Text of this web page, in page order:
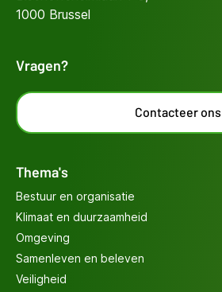
1000 Brussel
Vragen?
Contacteer ons
Thema's
Bestuur en organisatie
Klimaat en duurzaamheid
Omgeving
Samenleven en beleven
Veiligheid